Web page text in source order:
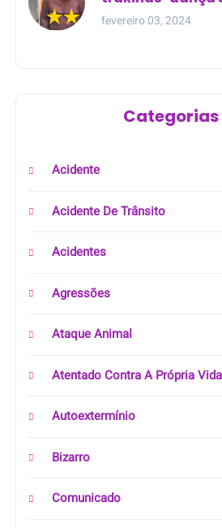
meio da rua na
fevereiro 03, 2024
Categorias
Acidente
Acidente De Trânsito
Acidentes
Agressões
Ataque Animal
Atentado Contra A Própria Vida
Autoextermínio
Bizarro
Comunicado